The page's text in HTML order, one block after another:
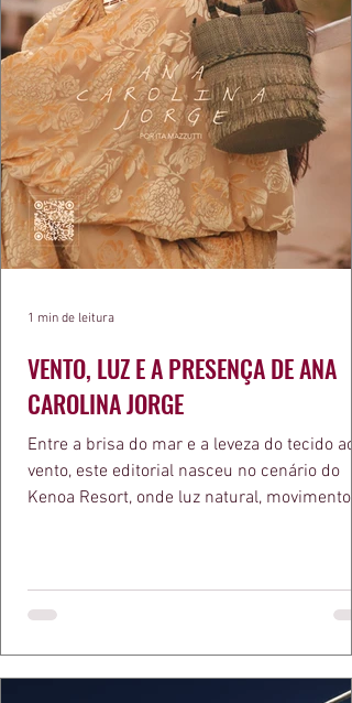
VENTO, LUZ E A PRESENÇA DE ANA
CAROLINA JORGE
Entre a brisa do mar e a leveza do tecido ao
vento, este editorial nasceu no cenário do
Kenoa Resort, onde luz natural, movimento e
algo de intemporal em vestir o vento e
que ele conduza a cena. Cada dobra do
1 min de leitura